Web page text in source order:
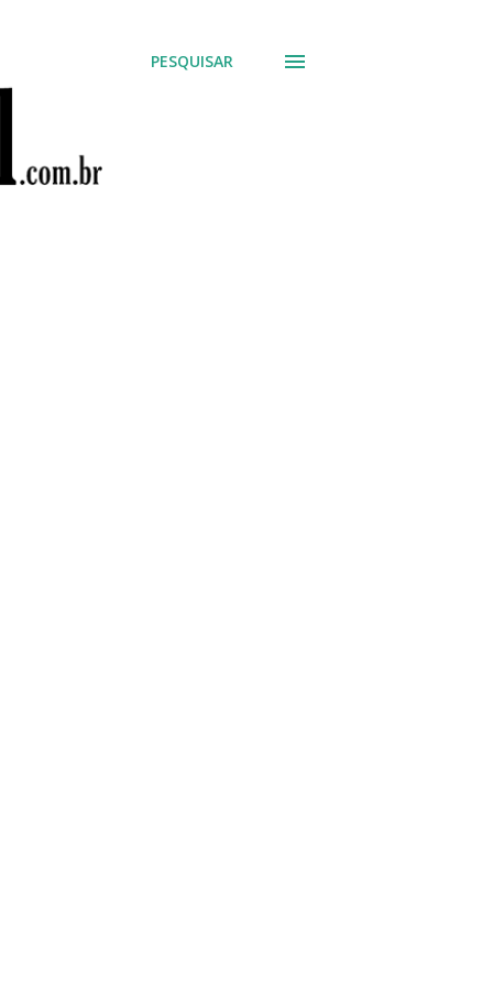
PESQUISAR